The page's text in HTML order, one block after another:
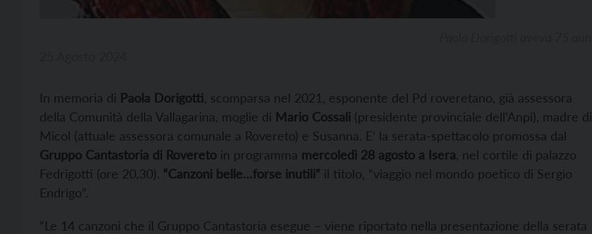
In memoria di Paola Dorigotti , scomparsa nel 2021, esponente del Pd roveretano, già assessora
della Comunità della Vallagarina, moglie di Mario Cossali (presidente provinciale dell’Anpi), madre di
Micol (attuale assessora comunale a Rovereto) e Susanna. E’ la serata-spettacolo promossa dal
Gruppo Cantastoria di Rovereto in programma mercoledì 28 agosto a Isera , nel cortile di palazzo
Fedrigotti (ore 20,30). “Canzoni belle…forse inutili” il titolo, “viaggio nel mondo poetico di Sergio
Endrigo”.
“Le 14 canzoni che il Gruppo Cantastoria esegue – viene riportato nella presentazione della serata